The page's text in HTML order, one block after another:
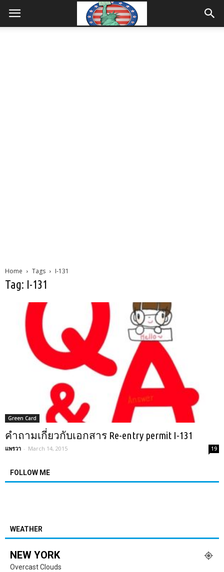
Home Tags I-131
Tag: I-131
Green Card
คำถามเกี่ยวกับเอกสาร Re-entry permit I-131
แพรวา - March 14, 2015 19
FOLLOW ME
WEATHER
NEW YORK
Overcast Clouds